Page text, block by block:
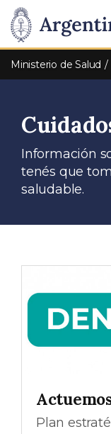
Presidencia
de
Nación
Pasar al
Ministerio de Salud
Información
tenés que
saludable.
Plan